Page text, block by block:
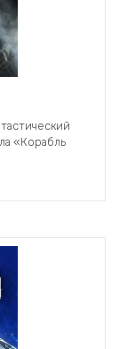
«Корабль